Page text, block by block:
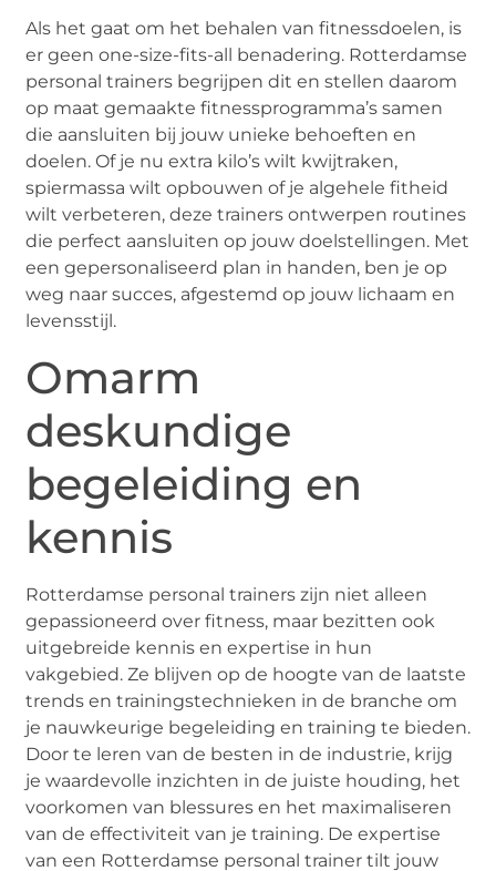
Als het gaat om het behalen van fitnessdoelen, is
er geen one-size-fits-all benadering. Rotterdamse
personal trainers begrijpen dit en stellen daarom
op maat gemaakte fitnessprogramma’s samen
die aansluiten bij jouw unieke behoeften en
doelen. Of je nu extra kilo’s wilt kwijtraken,
spiermassa wilt opbouwen of je algehele fitheid
wilt verbeteren, deze trainers ontwerpen routines
die perfect aansluiten op jouw doelstellingen. Met
een gepersonaliseerd plan in handen, ben je op
weg naar succes, afgestemd op jouw lichaam en
levensstijl.
Omarm
deskundige
begeleiding en
kennis
Rotterdamse personal trainers zijn niet alleen
gepassioneerd over fitness, maar bezitten ook
uitgebreide kennis en expertise in hun
vakgebied. Ze blijven op de hoogte van de laatste
trends en trainingstechnieken in de branche om
je nauwkeurige begeleiding en training te bieden.
Door te leren van de besten in de industrie, krijg
je waardevolle inzichten in de juiste houding, het
voorkomen van blessures en het maximaliseren
van de effectiviteit van je training. De expertise
van een Rotterdamse personal trainer tilt jouw